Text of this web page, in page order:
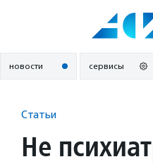
новости сервисы
Статьи
Не